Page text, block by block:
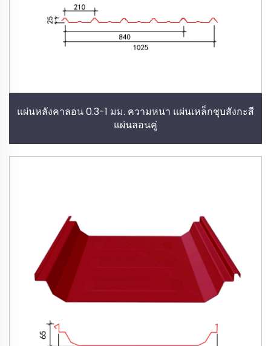
แผ่นหลังคาลอน 0.3-1 มม. ความหนา แผ่นเหล็กชุบสังกะสี
แผ่นลอนคู่